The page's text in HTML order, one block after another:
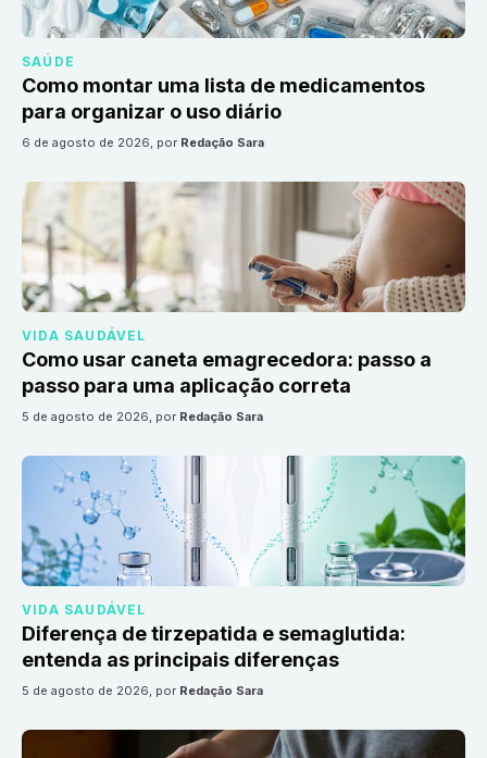
SAÚDE
Como montar uma lista de medicamentos
para organizar o uso diário
6 de agosto de 2026, por Redação Sara
VIDA SAUDÁVEL
Como usar caneta emagrecedora: passo a
passo para uma aplicação correta
5 de agosto de 2026, por Redação Sara
VIDA SAUDÁVEL
Diferença de tirzepatida e semaglutida:
entenda as principais diferenças
5 de agosto de 2026, por Redação Sara